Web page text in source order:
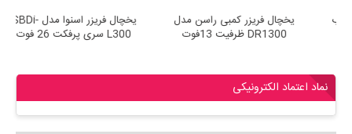
یخچال فریزر کمبی راسن مدل
DR1300 ظرفیت 13فوت
یخچال فریزر بالا 13 فوت برفاب
مدل BH 150
نماد اعتماد الکترونیکی